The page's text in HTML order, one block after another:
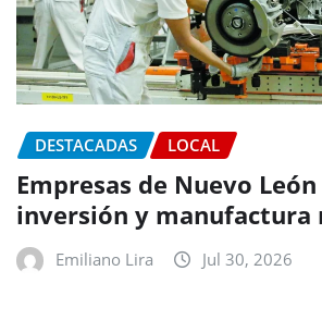
DESTACADAS LOCAL
Empresas de Nuevo
inversión y manufactura
Emiliano Lira Jul 30, 2026